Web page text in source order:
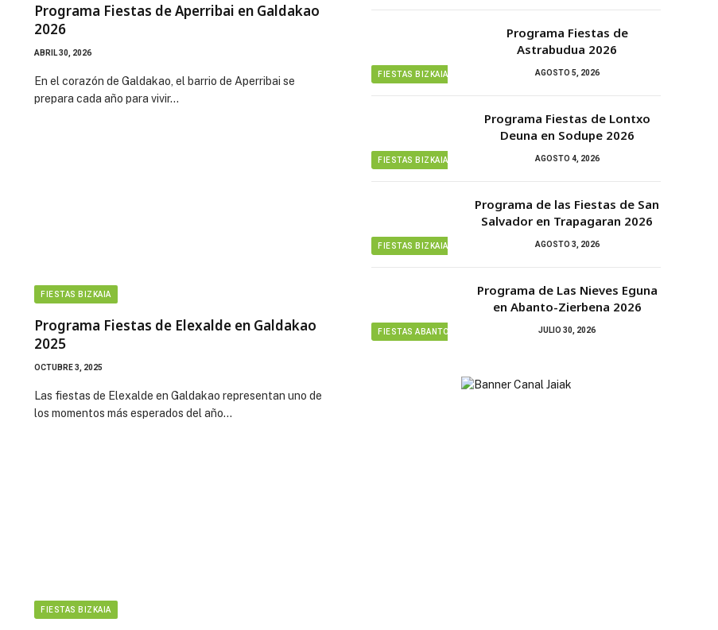
Programa Fiestas de Aperribai en Galdakao
2026
ABRIL 30, 2026
En el corazón de Galdakao, el barrio de Aperribai se
prepara cada año para vivir…
FIESTAS BIZKAIA
Programa Fiestas de Elexalde en Galdakao
2025
OCTUBRE 3, 2025
Las fiestas de Elexalde en Galdakao representan uno de
los momentos más esperados del año…
FIESTAS BIZKAIA
FIESTAS BIZKAIA
Programa Fiestas de
Astrabudua 2026
AGOSTO 5, 2026
FIESTAS BIZKAIA
Programa Fiestas de Lontxo
Deuna en Sodupe 2026
AGOSTO 4, 2026
FIESTAS BIZKAIA
Programa de las Fiestas de San
Salvador en Trapagaran 2026
AGOSTO 3, 2026
FIESTAS ABANTO ZIERBENA
Programa de Las Nieves Eguna
en Abanto-Zierbena 2026
JULIO 30, 2026